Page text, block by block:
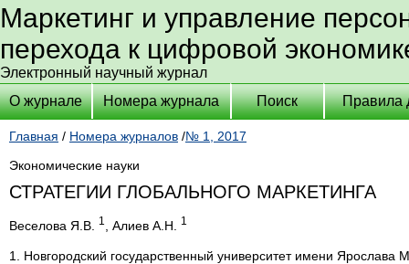
Маркетинг и управление
перехода к цифровой
Электронный научный журнал
О журнале
Номера журнала Поиск Правила
Главная / Номера журналов /№ 1, 2017
Экономические науки
СТРАТЕГИИ ГЛОБАЛЬНОГО МАРКЕТИНГА
Веселова Я.В. 1 , Алиев А.Н. 1
1. Новгородский государственный университет имени Ярослава